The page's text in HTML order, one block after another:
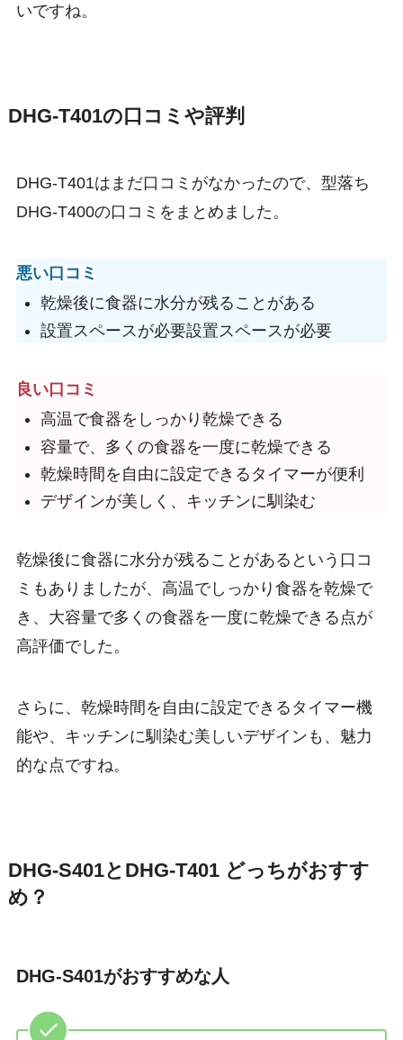
いですね。
DHG-T401の口コミや評判
DHG-T401はまだ口コミがなかったので、型落ち
DHG-T400の口コミをまとめました。
悪い口コミ
乾燥後に食器に水分が残ることがある
設置スペースが必要設置スペースが必要
良い口コミ
高温で食器をしっかり乾燥できる
容量で、多くの食器を一度に乾燥できる
乾燥時間を自由に設定できるタイマーが便利
デザインが美しく、キッチンに馴染む
乾燥後に食器に水分が残ることがあるという口コ
ミもありましたが、高温でしっかり食器を乾燥で
き、大容量で多くの食器を一度に乾燥できる点が
高評価でした。
さらに、乾燥時間を自由に設定できるタイマー機
能や、キッチンに馴染む美しいデザインも、魅力
的な点ですね。
DHG-S401とDHG-T401 どっちがおすす
め？
DHG-S401がおすすめな人